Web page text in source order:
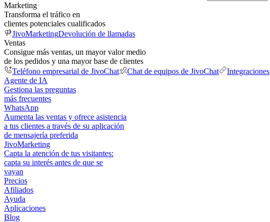
Marketing
Transforma el tráfico en
clientes potenciales cualificados
JivoMarketingDevolución de llamadas
Ventas
Consigue más ventas, un mayor valor medio
de los pedidos y una mayor base de clientes
Teléfono empresarial de JivoChat
Chat de equipos de JivoChat Integraciones
Agente de IA
Gestiona las preguntas
más frecuentes
WhatsApp
Aumenta las ventas y ofrece asistencia
a tus clientes a través de su aplicación
de mensajería preferida
JivoMarketing
Capta la atención de tus visitantes:
capta su interés antes de que se
vayan
Precios
Afiliados
Ayuda
Aplicaciones
Blog